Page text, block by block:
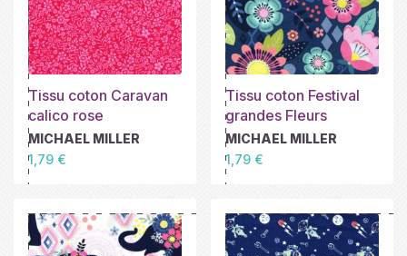
Tissu coton Caravan
calico rose
MICHAEL MILLER
Prix
1,79 €
Tissu coton Festival
grandes Fleurs
MICHAEL MILLER
Prix
1,79 €